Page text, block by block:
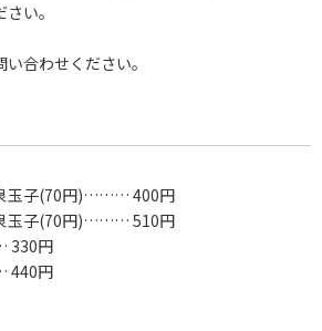
い。
合わせください。
玉子(70円)……… 400円
玉子(70円)……… 510円
330円
440円